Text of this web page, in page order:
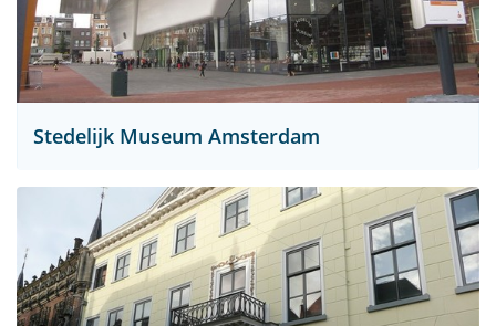
Stedelijk Museum Amsterdam